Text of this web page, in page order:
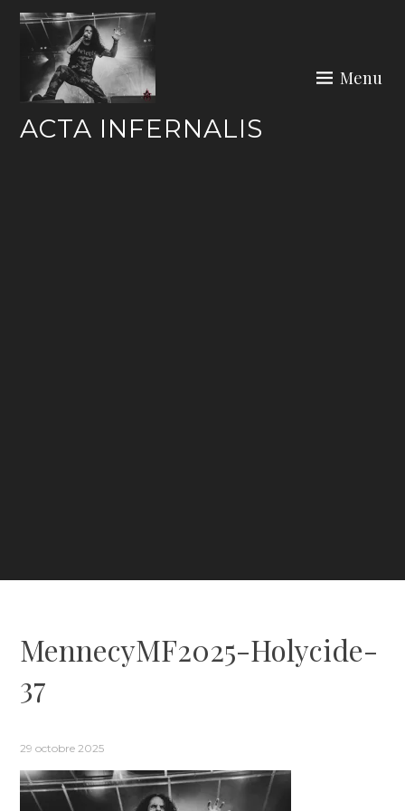
Skip
content
ACTA INFERNALIS
Menu
MennecyMF2025-Holycide-
37
29 octobre 2025